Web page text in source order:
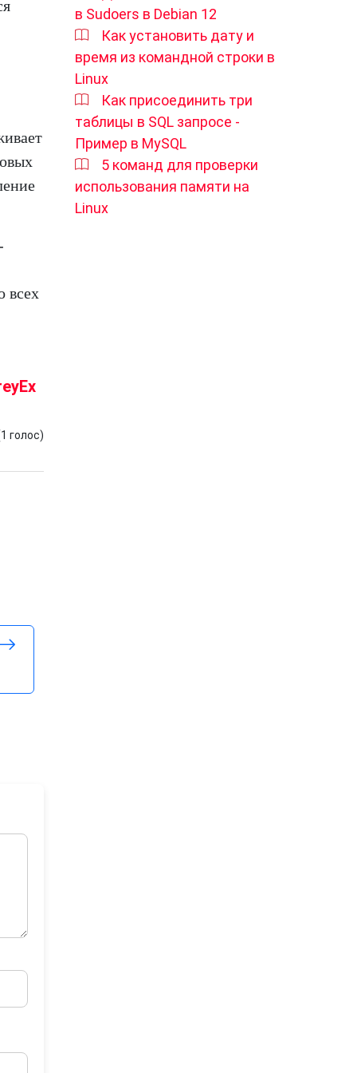
всех
1 голос)
в Sudoers в Debian 12
Как установить дату и
время из командной строки в
Linux
Как присоединить три
таблицы в SQL запросе -
Пример в MySQL
5 команд для проверки
использования памяти на
Linux